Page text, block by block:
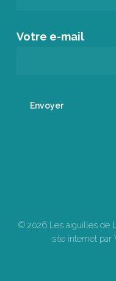
Votre e-mail
© 2026 Les aiguilles de
site internet par